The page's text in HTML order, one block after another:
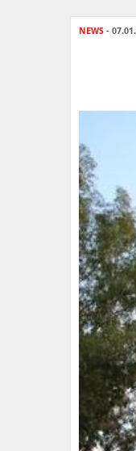
NEWS -